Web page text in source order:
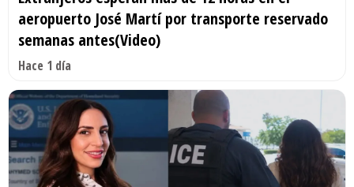
aeropuerto José Martí por transporte reservado
semanas antes(Video)
Hace 1 día